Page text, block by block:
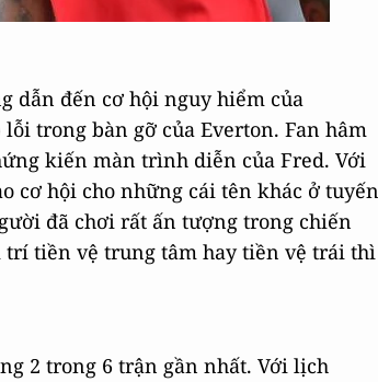
dẫn đến cơ hội nguy hiểm của
trong bàn gỡ của Everton. Fan hâm
kiến màn trình diễn của Fred. Với
cơ hội cho những cái tên khác ở tuyến
đã chơi rất ấn tượng trong chiến
trí tiền vệ trung tâm hay tiền vệ trái thì
2 trong 6 trận gần nhất. Với lịch